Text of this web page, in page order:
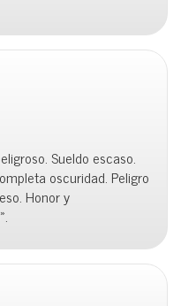
Sueldo escaso.
oscuridad. Peligro
Honor y